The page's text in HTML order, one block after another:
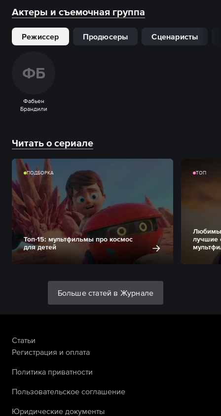
Актеры и съемочная группа
Режиссер Продюсеры Сценаристы
ФБ
Фабьен
Брандили
Читать о сериале
ПОДБОРКА
Топ-15: мультфильмы про космос
для детей
ТОП
лучшие
Больше статей в Журнале
Статьи
Регистрация и оплата
Политика приватности
Пользовательское соглашение
Юридические документы